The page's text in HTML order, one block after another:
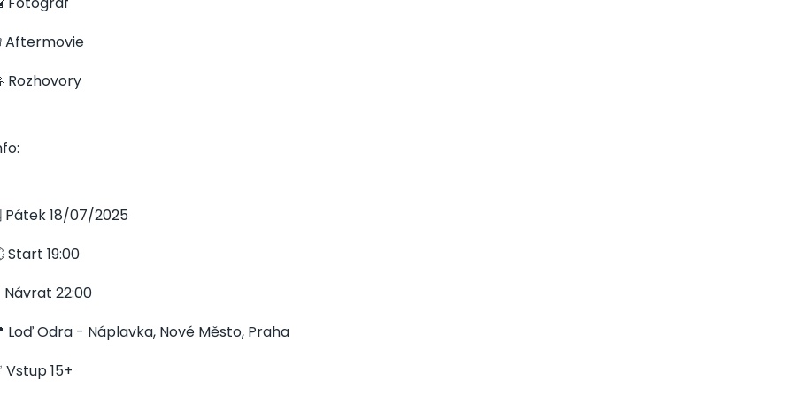
Aftermovie
Rozhovory
Pátek 18/07/2025
Start 19:00
Návrat 22:00
Loď Odra - Náplavka, Nové Město, Praha
Vstup 15+